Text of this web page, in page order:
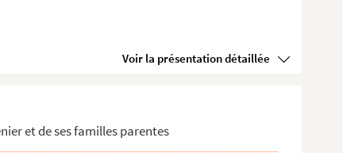
Voir la présentation détaillée
et de ses familles parentes